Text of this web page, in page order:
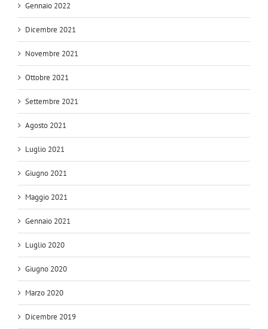
Gennaio 2022
Dicembre 2021
Novembre 2021
Ottobre 2021
Settembre 2021
Agosto 2021
Luglio 2021
Giugno 2021
Maggio 2021
Gennaio 2021
Luglio 2020
Giugno 2020
Marzo 2020
Dicembre 2019